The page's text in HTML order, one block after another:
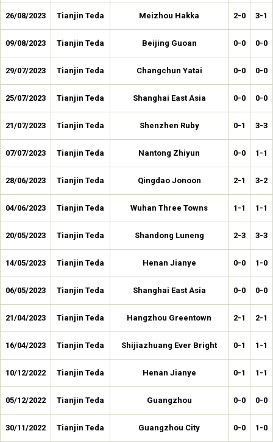
26/08/2023 Tianjin Teda Meizhou Hakka 2-0 3-1
09/08/2023 Tianjin Teda Beijing Guoan 0-0 0-0
29/07/2023 Tianjin Teda Changchun Yatai 0-0 0-0
25/07/2023 Tianjin Teda Shanghai East Asia 0-0 0-0
21/07/2023 Tianjin Teda Shenzhen Ruby 0-1 3-3
07/07/2023 Tianjin Teda Nantong Zhiyun 0-0 1-1
28/06/2023 Tianjin Teda Qingdao Jonoon 2-1 3-2
04/06/2023 Tianjin Teda Wuhan Three Towns 1-1 1-1
20/05/2023 Tianjin Teda Shandong Luneng 2-3 3-3
14/05/2023 Tianjin Teda Henan Jianye 0-0 1-0
06/05/2023 Tianjin Teda Shanghai East Asia 0-0 0-0
21/04/2023 Tianjin Teda Hangzhou Greentown 2-1 2-1
16/04/2023 Tianjin Teda Shijiazhuang Ever Bright 0-1 1-1
10/12/2022 Tianjin Teda Henan Jianye 0-1 1-1
05/12/2022 Tianjin Teda Guangzhou 0-0 0-0
30/11/2022 Tianjin Teda Guangzhou City 0-0 1-0